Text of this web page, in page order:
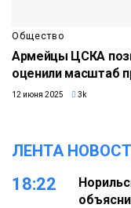
Общество
Армейцы ЦСКА
оценили масштаб
12 июня 2025 3k
ЛЕНТА
18:22